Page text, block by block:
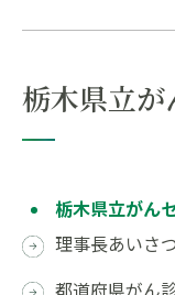
栃木県立が
栃木県立がん
理事長あいさ
都道府県がん